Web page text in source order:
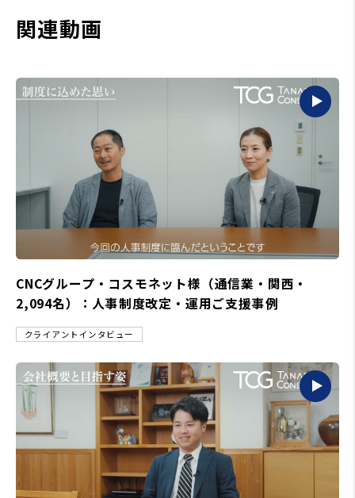
関連動画
CNCグループ・コスモネット様（通信業・関西・
2,094名）：人事制度改定・運用ご支援事例
クライアントインタビュー